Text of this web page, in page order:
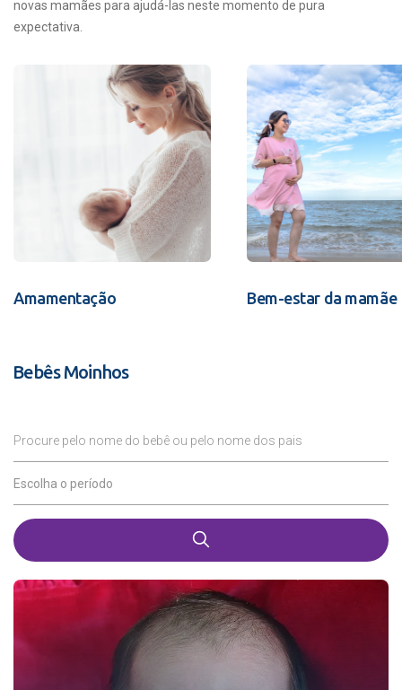
novas mamães para ajudá-las neste momento de pura
expectativa.
Amamentação Bem-estar da mamãe
Bebês Moinhos
Procure pelo nome do bebê ou pelo nome dos pais
Escolha o período